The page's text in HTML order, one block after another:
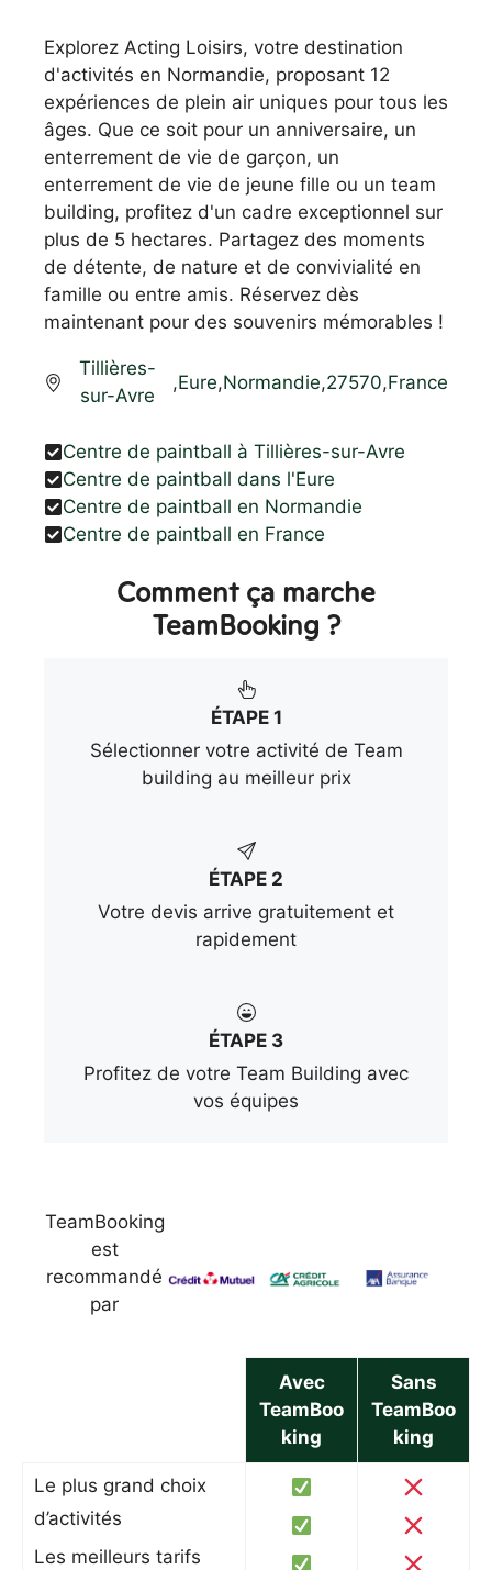
Explorez Acting Loisirs, votre destination
d'activités en Normandie, proposant 12
expériences de plein air uniques pour tous les
âges. Que ce soit pour un anniversaire, un
enterrement de vie de garçon, un
enterrement de vie de jeune fille ou un team
building, profitez d'un cadre exceptionnel sur
plus de 5 hectares. Partagez des moments
de détente, de nature et de convivialité en
famille ou entre amis. Réservez dès
maintenant pour des souvenirs mémorables !
Tillières-
sur-Avre
,Eure,Normandie,27570,France
Centre de paintball à Tillières-sur-Avre
Centre de paintball dans l'Eure
Centre de paintball en Normandie
Centre de paintball en France
Comment ça marche
TeamBooking ?
ÉTAPE 1
Sélectionner votre activité de Team
building au meilleur prix
ÉTAPE 2
Votre devis arrive gratuitement et
rapidement
ÉTAPE 3
Profitez de votre Team Building avec
vos équipes
TeamBooking
est
recommandé
par
Avec
TeamBoo
king
Sans
TeamBoo
king
Le plus grand choix
d’activités
Les meilleurs tarifs